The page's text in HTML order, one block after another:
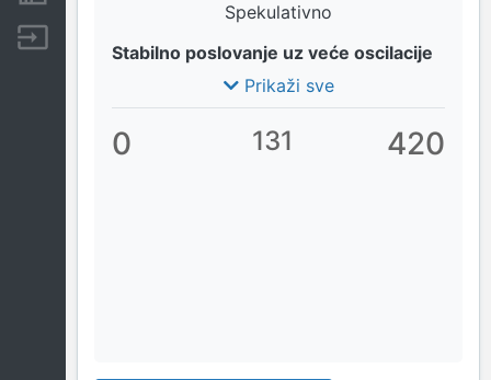
Spekulativno
Stabilno poslovanje uz veće oscilacije
Prikaži sve
0 131 420